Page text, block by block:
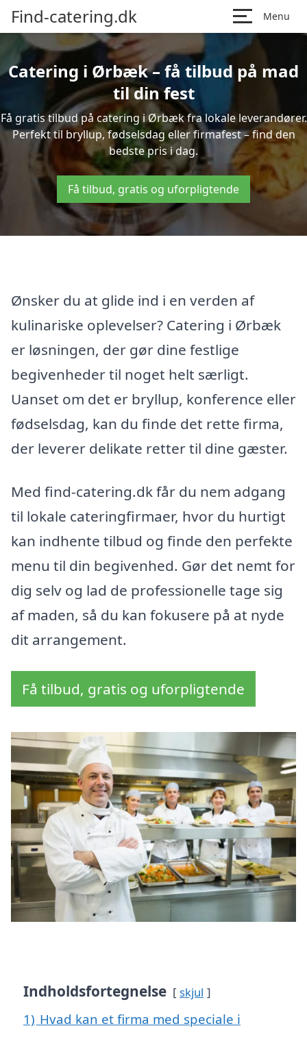
Find-catering.dk Menu
Catering i Ørbæk – få tilbud på mad
til din fest
Få gratis tilbud på catering i Ørbæk fra lokale leverandører.
Perfekt til bryllup, fødselsdag eller firmafest – find den
bedste pris i dag.
Få tilbud, gratis og uforpligtende
Ønsker du at glide ind i en verden af
kulinariske oplevelser? Catering i Ørbæk
er løsningen, der gør dine festlige
begivenheder til noget helt særligt.
Uanset om det er bryllup, konference eller
fødselsdag, kan du finde det rette firma,
der leverer delikate retter til dine gæster.
Med find-catering.dk får du nem adgang
til lokale cateringfirmaer, hvor du hurtigt
kan indhente tilbud og finde den perfekte
menu til din begivenhed. Gør det nemt for
dig selv og lad de professionelle tage sig
af maden, så du kan fokusere på at nyde
dit arrangement.
Få tilbud, gratis og uforpligtende
Indholdsfortegnelse skjul
1) Hvad kan et firma med speciale i